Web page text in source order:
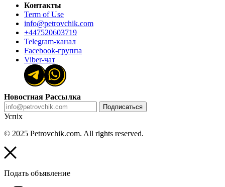
Контакты
Term of Use
info@petrovchik.com
+447520603719
Telegram-канал
Facebook-группа
Viber-чат
Новостная Рассылка
Подписаться
Успіх
© 2025 Petrovchik.com. All rights reserved.
Подать объявление